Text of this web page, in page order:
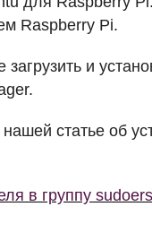
Raspberry Pi.
и
статье об
в группу